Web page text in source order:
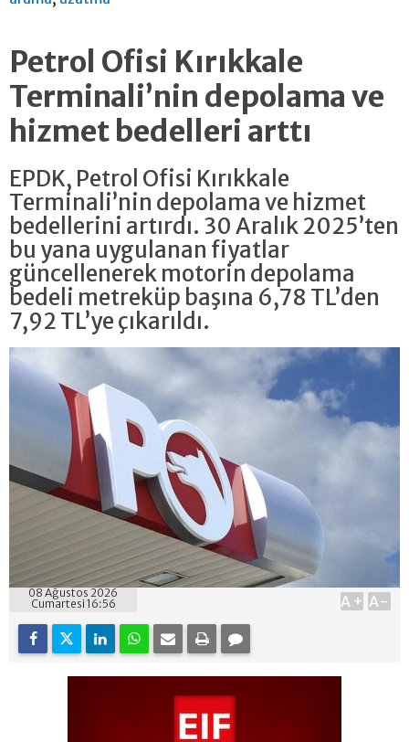
Petrol Ofisi Kırıkkale
Terminali’nin depolama ve
hizmet bedelleri arttı
EPDK, Petrol Ofisi Kırıkkale
Terminali’nin depolama ve hizmet
bedellerini artırdı. 30 Aralık 2025’ten
bu yana uygulanan fiyatlar
güncellenerek motorin depolama
bedeli metreküp başına 6,78 TL’den
7,92 TL’ye çıkarıldı.
08 Ağustos 2026
Cumartesi 16:56
A+ A-